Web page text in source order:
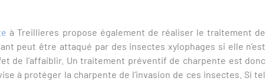
à Treillieres propose également de réaliser le traitement de
peut être attaqué par des insectes xylophages si elle n’est
de l’affaiblir. Un traitement préventif de charpente est donc
à protéger la charpente de l’invasion de ces insectes. Si tel